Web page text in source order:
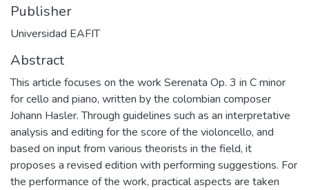
Publisher
Universidad EAFIT
Abstract
This article focuses on the work Serenata Op. 3 in C minor
for cello and piano, written by the colombian composer
Johann Hasler. Through guidelines such as an interpretative
analysis and editing for the score of the violoncello, and
based on input from various theorists in the field, it
proposes a revised edition with performing suggestions. For
the performance of the work, practical aspects are taken